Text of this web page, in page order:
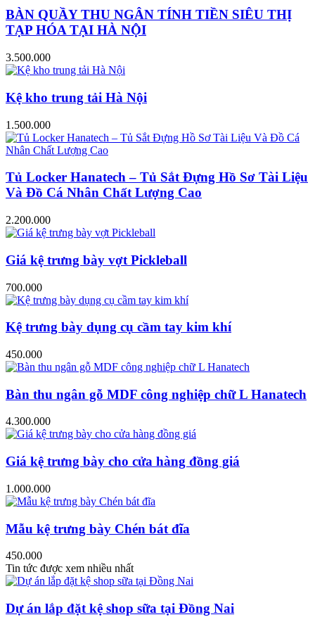
BÀN QUẦY THU NGÂN TÍNH TIỀN SIÊU THỊ
TẠP HÓA TẠI HÀ NỘI
3.500.000
Kệ kho trung tải Hà Nội
1.500.000
Tủ Locker Hanatech – Tủ Sắt Đựng Hồ Sơ Tài Liệu
Và Đồ Cá Nhân Chất Lượng Cao
2.200.000
Giá kệ trưng bày vợt Pickleball
700.000
Kệ trưng bày dụng cụ cầm tay kim khí
450.000
Bàn thu ngân gỗ MDF công nghiệp chữ L Hanatech
4.300.000
Giá kệ trưng bày cho cửa hàng đồng giá
1.000.000
Mẫu kệ trưng bày Chén bát đĩa
450.000
Tin tức được xem nhiều nhất
Dự án lắp đặt kệ shop sữa tại Đồng Nai